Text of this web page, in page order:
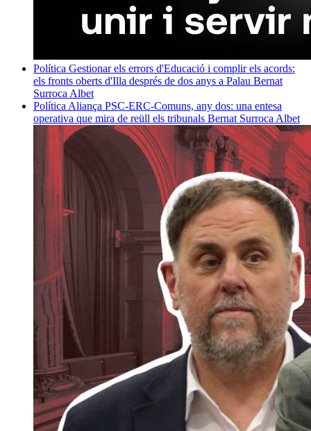
Política Gestionar els errors d'Educació i complir els acords:
els fronts oberts d'Illa després de dos anys a Palau Bernat
Surroca Albet
Política Aliança PSC-ERC-Comuns, any dos: una entesa
operativa que mira de reüll els tribunals Bernat Surroca Albet